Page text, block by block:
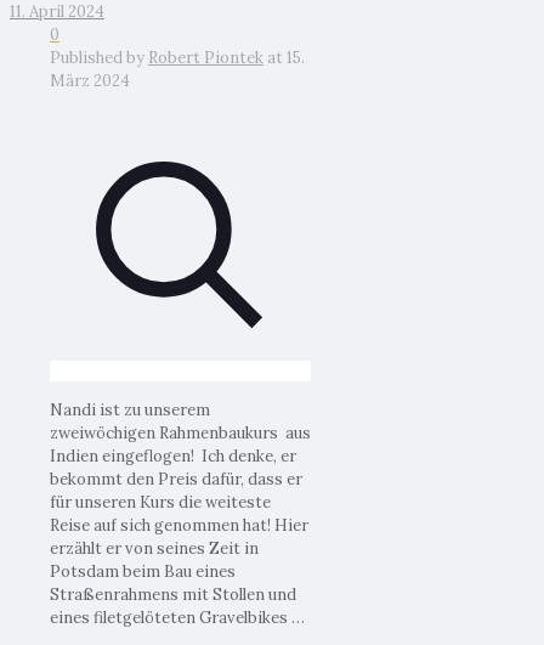
11. April 2024
0
Published by Robert Piontek at 15.
März 2024
Nandi ist zu unserem
zweiwöchigen Rahmenbaukurs aus
Indien eingeflogen! Ich denke, er
bekommt den Preis dafür, dass er
für unseren Kurs die weiteste
Reise auf sich genommen hat! Hier
erzählt er von seines Zeit in
Potsdam beim Bau eines
Straßenrahmens mit Stollen und
eines filetgelöteten Gravelbikes …